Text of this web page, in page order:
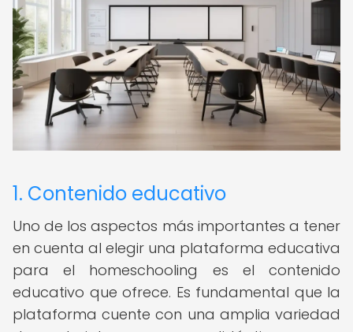
1. Contenido educativo
Uno de los aspectos más importantes a tener
en cuenta al elegir una plataforma educativa
para el homeschooling es el contenido
educativo que ofrece. Es fundamental que la
plataforma cuente con una amplia variedad